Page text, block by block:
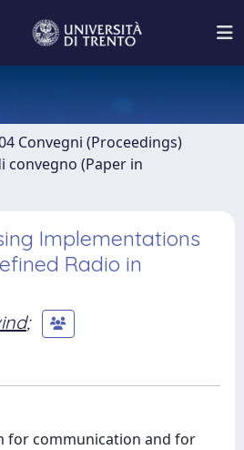
Convegni (Proceedings)
convegno (Paper in
Implementations
Radio in
;
for communication and for